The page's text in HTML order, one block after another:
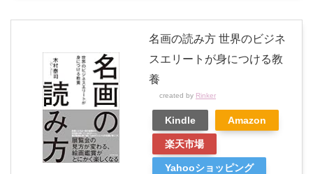
名画の読み方 世界のビジネ
スエリートが身につける教
養
created by Rinker
Kindle Amazon
楽天市場
Yahooショッピング